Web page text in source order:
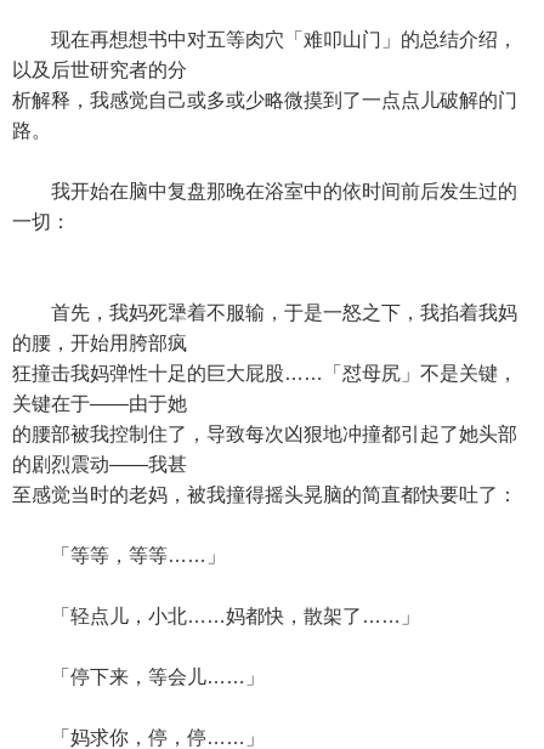
现在再想想书中对五等肉穴「难叩山门」的总结介绍，
以及后世研究者的分
析解释，我感觉自己或多或少略微摸到了一点点儿破解的门
路。
我开始在脑中复盘那晚在浴室中的依时间前后发生过的
一切：
首先，我妈死犟着不服输，于是一怒之下，我掐着我妈
的腰，开始用胯部疯
狂撞击我妈弹性十足的巨大屁股……「怼母尻」不是关键，
关键在于——由于她
的腰部被我控制住了，导致每次凶狠地冲撞都引起了她头部
的剧烈震动——我甚
至感觉当时的老妈，被我撞得摇头晃脑的简直都快要吐了：
「等等，等等……」
「轻点儿，小北……妈都快，散架了……」
「停下来，等会儿……」
「妈求你，停，停……」